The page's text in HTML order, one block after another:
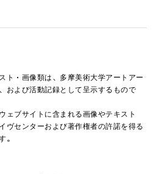
ト・画像類は、多摩美術大学アートアー
および活動記録として呈示するもので
ェブサイトに含まれる画像やテキスト
ヴセンターおよび著作権者の許諾を得る
。